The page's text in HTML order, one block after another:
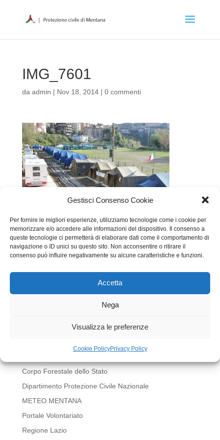
Gestisci Consenso Cookie
Per fornire le migliori esperienze, utilizziamo tecnologie come i cookie per
memorizzare e/o accedere alle informazioni del dispositivo. Il consenso a
queste tecnologie ci permetterà di elaborare dati come il comportamento di
navigazione o ID unici su questo sito. Non acconsentire o ritirare il
consenso può influire negativamente su alcune caratteristiche e funzioni.
Accetta
Nega
Visualizza le preferenze
Cookie PolicyPrivacy Policy
IMG_7601
da admin | Nov 18, 2014| 0 commenti
per inviare un commento.
Corpo Forestale dello Stato
Dipartimento Protezione Civile Nazionale
METEO MENTANA
Portale Volontariato
Regione Lazio